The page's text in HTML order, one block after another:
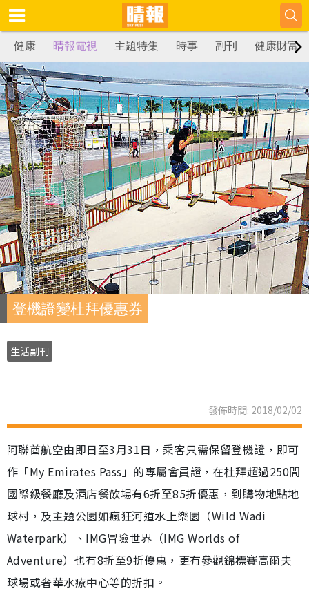
健康 晴報電視 主題特集 時事 副刊 健康財富
登機證變杜拜優惠券
生活副刊
發佈時間: 2018/02/02
阿聯酋航空由即日至3月31日，乘客只需保留登機證，即可
作「My Emirates Pass」的專屬會員證，在杜拜超過250間
國際級餐廳及酒店餐飲場有6折至85折優惠，到購物地點地
球村，及主題公園如瘋狂河道水上樂園（Wild Wadi
Waterpark）、IMG冒險世界（IMG Worlds of
Adventure）也有8折至9折優惠，更有參觀錦標賽高爾夫
球場或奢華水療中心等的折扣。